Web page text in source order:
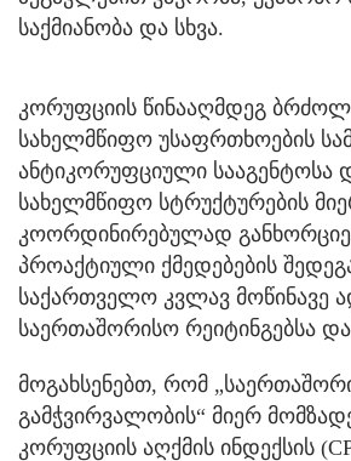
საქმიანობა და სხვა.
კორუფციის წინააღმდეგ
სახელმწიფო უსაფრთხოების
ანტიკორუფციული სააგენტოსა
სახელმწიფო სტრუქტურების
კოორდინირებულად
პროაქტიული ქმედებების
საქართველო კვლავ მოწინავე
საერთაშორისო რეიტინგებსა და
მოგახსენებთ, რომ
გამჭვირვალობის“ მიერ
კორუფციის აღქმის ინდექსის